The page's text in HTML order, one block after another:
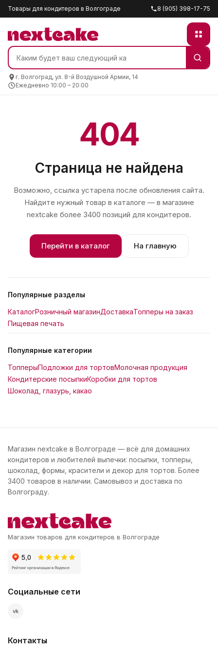
Товары для кондитеров в Волгограде 8 (905) 398-17-75
г. Волгоград, ул. 8-й Воздушной Армии, 14
Ежедневно 10:00 – 20:00
404
Страница не найдена
Возможно, ссылка устарела после обновления сайта.
Найдите нужный товар в каталоге — в магазине
nextcake более 3400 позиций для кондитеров.
Перейти в каталог На главную
Популярные разделы
КаталогРозничный магазинДоставкаТопперы на заказ
Пищевая печать
Популярные категории
ТопперыПодложки для тортовМолочная продукция
Кондитерские посыпкиКоробки для тортов
Шоколад, глазурь, какао
Магазин nextcake в Волгограде — всё для домашних
кондитеров и любителей выпечки: посыпки, топперы,
шоколад, формы, красители и декор для тортов. Более
3400 товаров в наличии. Самовывоз и доставка по
Волгограду.
Магазин товаров для кондитеров в Волгограде
Социальные сети
vk
Контакты